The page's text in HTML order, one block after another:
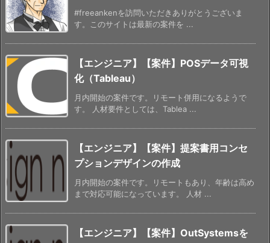
#freeankenを訪問いただきありがとうございま
す。このサイトは最新の案件を ...
【エンジニア】【案件】POSデータ可視
化（Tableau）
月内開始の案件です。リモート併用になるようで
す。 人材要件としては、Tablea ...
【エンジニア】【案件】提案書用コンセ
プションデザインの作成
月内開始の案件です。リモートもあり、年齢は高め
まで対応可能になっています。 人材 ...
【エンジニア】【案件】OutSystemsを